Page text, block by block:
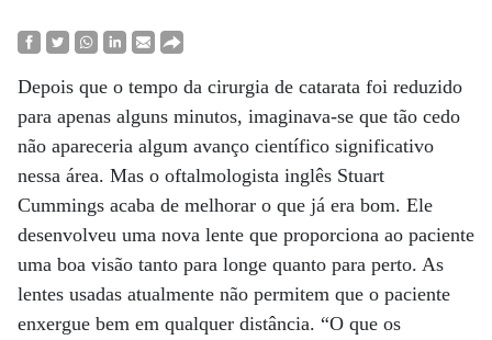
Depois que o tempo da cirurgia de catarata foi reduzido
para apenas alguns minutos, imaginava-se que tão cedo
não apareceria algum avanço científico significativo
nessa área. Mas o oftalmologista inglês Stuart
Cummings acaba de melhorar o que já era bom. Ele
desenvolveu uma nova lente que proporciona ao paciente
uma boa visão tanto para longe quanto para perto. As
lentes usadas atualmente não permitem que o paciente
enxergue bem em qualquer distância. “O que os